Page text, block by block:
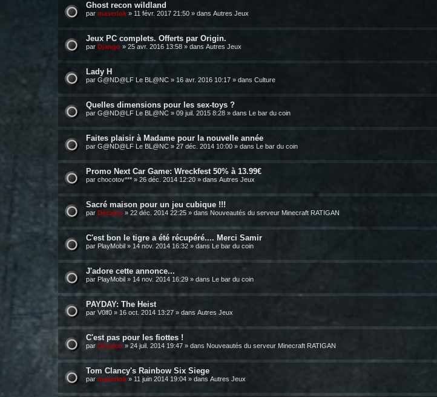
Ghost recon wildland
par maserlok » 11 févr. 2017 21:50 » dans Autres Jeux
Jeux PC complets. Offerts par Origin.
par Django » 25 avr. 2016 13:58 » dans Autres Jeux
Lady H
par G@ND@LF Le BL@NC » 16 avr. 2016 10:17 » dans Culture
Quelles dimensions pour les sex-toys ?
par G@ND@LF Le BL@NC » 09 juil. 2015 8:28 » dans Le bar du coin
Faites plaisir à Madame pour la nouvelle année
par G@ND@LF Le BL@NC » 27 déc. 2014 10:00 » dans Le bar du coin
Promo Next Car Game: Wreckfest 50% à 13.99€
par chocotov*** » 26 déc. 2014 12:20 » dans Autres Jeux
Sacré maison pour un jeu cubique !!!
par Décalco » 22 déc. 2014 22:25 » dans Nouveautés du serveur Minecraft RATIGAN
C'est bon le tigre a été récupéré.... Merci Samir
par PlayMobil » 14 nov. 2014 16:32 » dans Le bar du coin
J'adore cette annonce...
par PlayMobil » 14 nov. 2014 16:29 » dans Le bar du coin
PAYDAY: The Heist
par V0lf0 » 16 oct. 2014 13:27 » dans Autres Jeux
C'est pas pour les fiottes !
par Décalco » 24 juil. 2014 19:47 » dans Nouveautés du serveur Minecraft RATIGAN
Tom Clancy's Rainbow Six Siege
par maserlok » 11 juin 2014 19:04 » dans Autres Jeux